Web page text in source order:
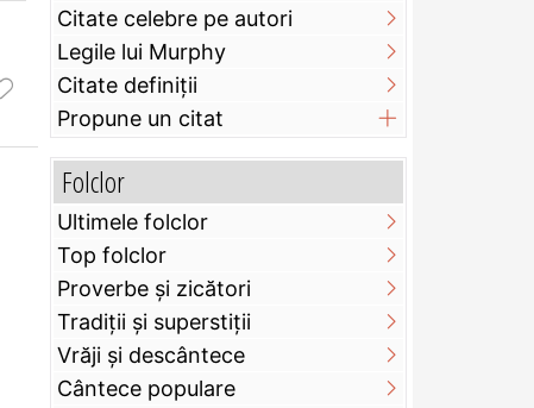
Citate celebre pe autori
Legile lui Murphy
Citate definiţii
Propune un citat
Folclor
Ultimele folclor
Top folclor
Proverbe și zicători
Tradiții și superstiții
Vrăji și descântece
Cântece populare